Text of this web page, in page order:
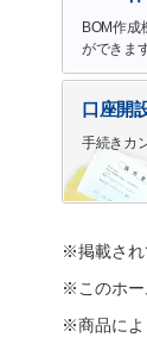
BOM作成
ができま
口座開
手続きカ
※掲載され
※このホー
※商品によ